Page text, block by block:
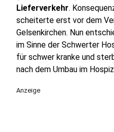
Lieferverkehr.
scheiterte erst vor dem
Gelsenkirchen. Nun
im Sinne der Schwerter
für schwer kranke und
nach dem Umbau im
Anzeige